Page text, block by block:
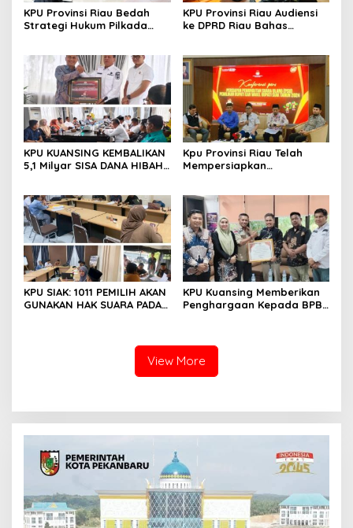
KPU Provinsi Riau Bedah
Strategi Hukum Pilkada
Pilkada Rokan Hilir 2024
KPU Provinsi Riau Audiensi
ke DPRD Riau Bahas
KPU KUANSING KEMBALIKAN
5,1 Milyar SISA DANA HIBAH
Kpu Provinsi Riau Telah
Mempersiapkan
Bupati Dan Wakil Bupati
Siak Tahun 2024
KPU SIAK: 1011 PEMILIH AKAN
GUNAKAN HAK SUARA PADA
KPU Kuansing Memberikan
Penghargaan Kepada BPBD
View More